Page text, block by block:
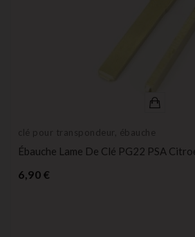
clé pour transpondeur, ébauche
Ébauche Lame De Clé PG22 PSA
6,90 €